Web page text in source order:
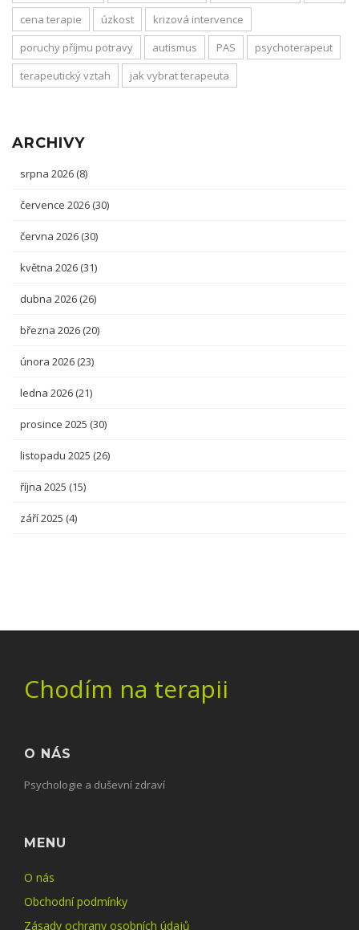
cena terapie
úzkost
krizová intervence
poruchy příjmu potravy
autismus PAS
psychoterapeut
terapeutický vztah
jak vybrat terapeuta
ARCHIVY
srpna 2026 (8)
července 2026 (30)
června 2026 (30)
května 2026 (31)
dubna 2026 (26)
března 2026 (20)
února 2026 (23)
ledna 2026 (21)
prosince 2025 (30)
listopadu 2025 (26)
října 2025 (15)
září 2025 (4)
Chodím na terapii
O NÁS
Psychologie a duševní zdraví
MENU
O nás
Obchodní podmínky
Zásady ochrany osobních údajů